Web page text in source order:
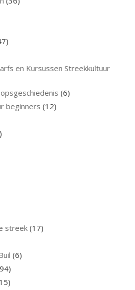
en Kursussen Streekkultuur
(6)
beginners (12)
streek(17)
(6)